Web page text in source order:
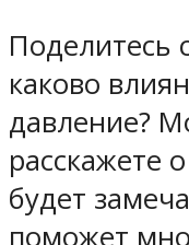
Поделитесь
каково
давление?
расскажете
будет
поможет